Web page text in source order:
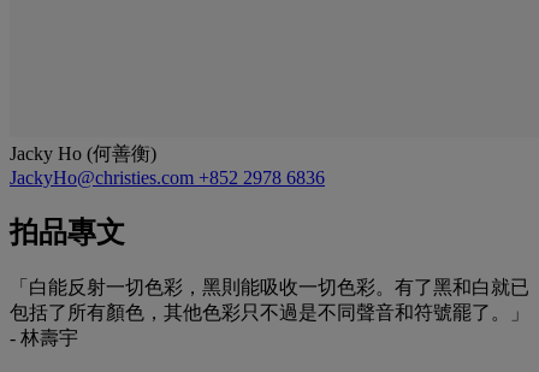
Jacky Ho (何善衡)
JackyHo@christies.com +852 2978 6836
拍品專文
「白能反射一切色彩，黑則能吸收一切色彩。有了黑和白就已
包括了所有顏色，其他色彩只不過是不同聲音和符號罷了。」
- 林壽宇